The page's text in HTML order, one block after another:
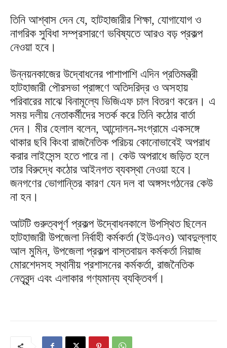
তিনি আশ্বাস দেন যে, হাটহাজারীর শিক্ষা, যোগাযোগ ও
নাগরিক সুবিধা সম্প্রসারণে ভবিষ্যতে আরও বড় প্রকল্প
নেওয়া হবে।
উন্নয়নকাজের উদ্বোধনের পাশাপাশি এদিন প্রতিমন্ত্রী
হাটহাজারী পৌরসভা প্রাঙ্গণে অতিদরিদ্র ও অসহায়
পরিবারের মাঝে বিনামূল্যে ভিজিএফ চাল বিতরণ করেন। এ
সময় দলীয় নেতাকর্মীদের সতর্ক করে তিনি কঠোর বার্তা
দেন। মীর হেলাল বলেন, আন্দোলন-সংগ্রামে একসঙ্গে
থাকার ছবি কিংবা রাজনৈতিক পরিচয় কোনোভাবেই অপরাধ
করার লাইসেন্স হতে পারে না। কেউ অপরাধে জড়িত হলে
তার বিরুদ্ধে কঠোর আইনগত ব্যবস্থা নেওয়া হবে।
জনগণের ভোগান্তির কারণ যেন দল বা অঙ্গসংগঠনের কেউ
না হন।
আটটি গুরুত্বপূর্ণ প্রকল্প উদ্বোধনকালে উপস্থিত ছিলেন
হাটহাজারী উপজেলা নির্বাহী কর্মকর্তা (ইউএনও) আবদুল্লাহ
আল মুমিন, উপজেলা প্রকল্প বাস্তবায়ন কর্মকর্তা নিয়াজ
মোরশেদসহ স্থানীয় প্রশাসনের কর্মকর্তা, রাজনৈতিক
নেতৃবৃন্দ এবং এলাকার গণ্যমান্য ব্যক্তিবর্গ।